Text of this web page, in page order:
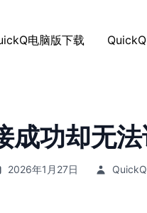
电脑版下载
功却无法
2026年1月27日